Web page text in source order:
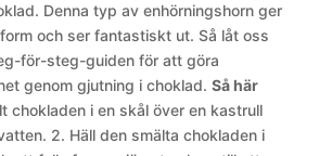
Denna typ av enhörningshorn ger
och ser fantastiskt ut. Så låt oss
för-steg-guiden för att göra
genom gjutning i choklad. Så här
chokladen i en skål över en kastrull
2. Häll den smälta chokladen i